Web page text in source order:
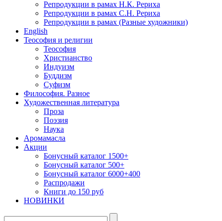
Репродукции в рамах Н.К. Рериха
Репродукции в рамах С.Н. Рериха
Репродукции в рамах (Разные художники)
English
Теософия и религии
Теософия
Христианство
Индуизм
Буддизм
Суфизм
Философия. Разное
Художественная литература
Проза
Поэзия
Наука
Аромамасла
Акции
Бонусный каталог 1500+
Бонусный каталог 500+
Бонусный каталог 6000+400
Распродажи
Книги до 150 руб
НОВИНКИ